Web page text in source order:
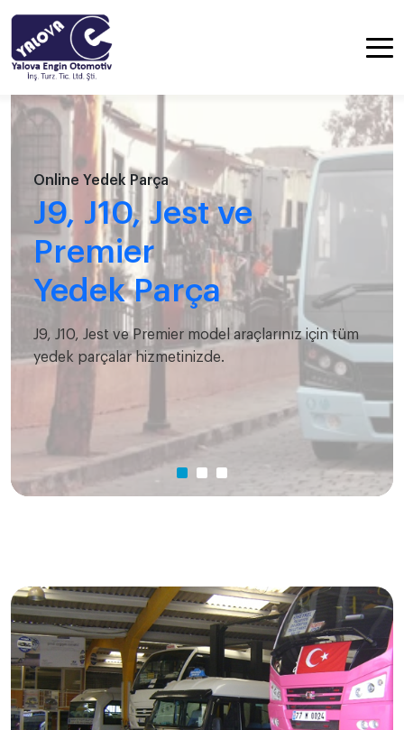
Online Yedek Parça
J9, J10, Jest ve
Premier
Yedek Parça
J9, J10, Jest ve Premier model araçlarınız için tüm
yedek parçalar hizmetinizde.